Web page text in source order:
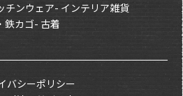
チンウェア- インテリア雑貨
鉄カゴ- 古着
バシーポリシー